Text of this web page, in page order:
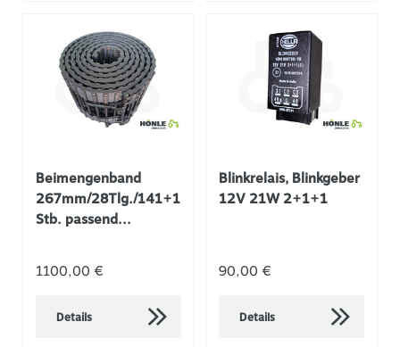
Beimengenband
267mm/28Tlg./141+1
Stb. passend...
1100,00 €
Details
Blinkrelais, Blinkgeber
12V 21W 2+1+1
90,00 €
Details